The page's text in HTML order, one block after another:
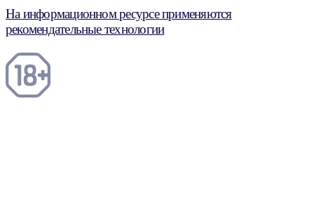
На информационном ресурсе применяются
рекомендательные технологии